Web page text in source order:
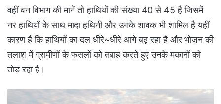
वहीं वन विभाग की मानें तो हाथियों की संख्या 40 से 45 है जिसमें
नर हाथियों के साथ मादा हथिनी और उनके शावक भी शामिल है यहीं
कारण है कि हाथियों का दल धीरे~धीरे आगे बढ़ रहा है और भोजन की
तलाश में ग्रामीणों के फसलों को तबाह करते हुए उनके मकानों को
तोड़ रहा है।